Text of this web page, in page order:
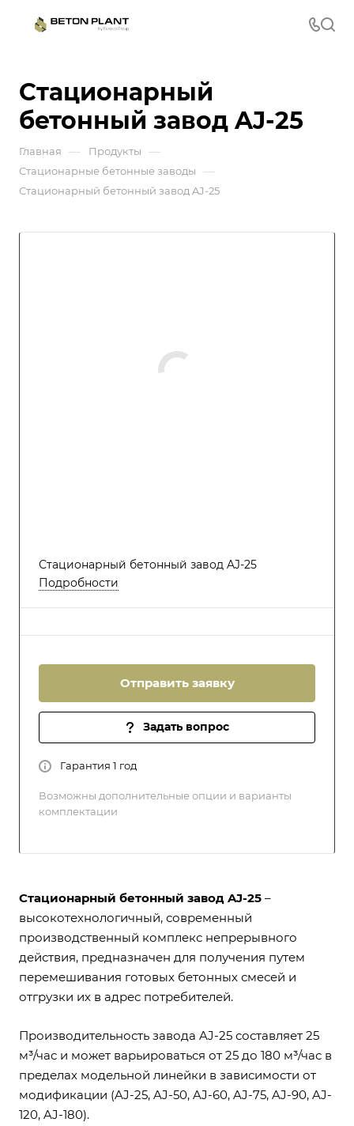
Стационарный
бетонный завод AJ-25
Главная — Продукты —
Стационарные бетонные заводы —
Стационарный бетонный завод AJ-25
Стационарный бетонный завод AJ-25
Подробности
Отправить заявку
Задать вопрос
Гарантия 1 год
Возможны дополнительные опции и варианты
комплектации
Стационарный бетонный завод AJ-25 –
высокотехнологичный, современный
производственный комплекс непрерывного
действия, предназначен для получения путем
перемешивания готовых бетонных смесей и
отгрузки их в адрес потребителей.
Производительность завода AJ-25 составляет 25
м³/час и может варьироваться от 25 до 180 м³/час в
пределах модельной линейки в зависимости от
модификации (AJ-25, AJ-50, AJ-60, AJ-75, AJ-90, AJ-
120, AJ-180).